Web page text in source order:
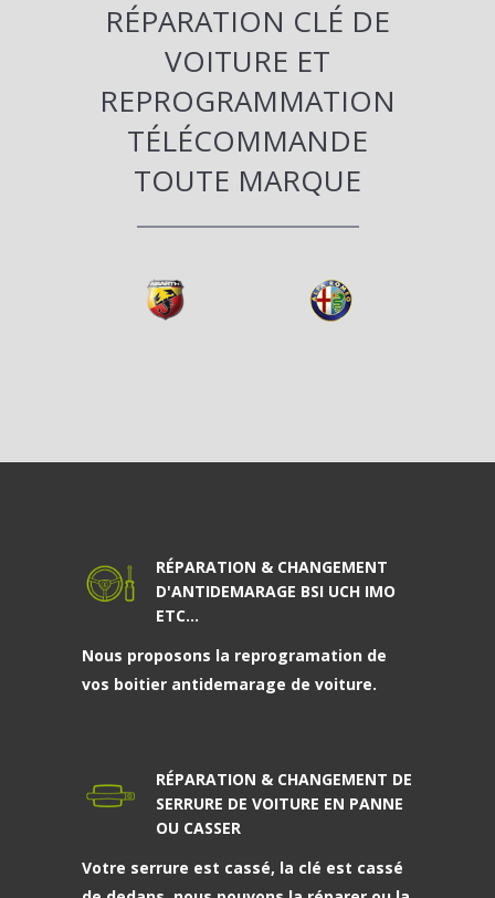
RÉPARATION CLÉ DE
VOITURE ET
REPROGRAMMATION
TÉLÉCOMMANDE
TOUTE MARQUE
RÉPARATION & CHANGEMENT
D'ANTIDEMARAGE BSI UCH IMO
ETC...
Nous proposons la reprogramation de
vos boitier antidemarage de voiture.
RÉPARATION & CHANGEMENT DE
SERRURE DE VOITURE EN PANNE
OU CASSER
Votre serrure est cassé, la clé est cassé